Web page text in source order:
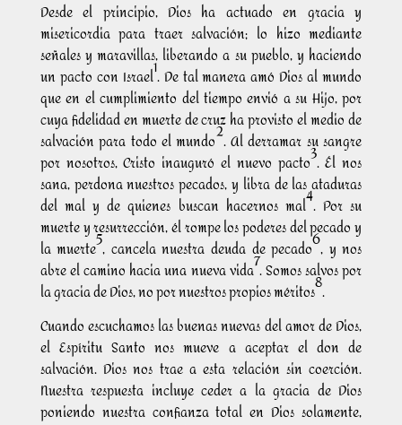
Desde el principio, Dios ha actuado en gracia y
misericordia para traer salvación; lo hizo mediante
señales y maravillas, liberando a su pueblo, y haciendo
un pacto con Israel1. De tal manera amó Dios al mundo
que en el cumplimiento del tiempo envió a su Hijo, por
cuya fidelidad en muerte de cruz ha provisto el medio de
salvación para todo el mundo2. Al derramar su sangre
por nosotros, Cristo inauguró el nuevo pacto3. Él nos
sana, perdona nuestros pecados, y libra de las ataduras
del mal y de quienes buscan hacernos mal4. Por su
muerte y resurrección, él rompe los poderes del pecado y
la muerte5, cancela nuestra deuda de pecado6, y nos
abre el camino hacia una nueva vida7. Somos salvos por
la gracia de Dios, no por nuestros propios méritos8.
Cuando escuchamos las buenas nuevas del amor de Dios,
el Espíritu Santo nos mueve a aceptar el don de
salvación. Dios nos trae a esta relación sin coerción.
Nuestra respuesta incluye ceder a la gracia de Dios
poniendo nuestra confianza total en Dios solamente,